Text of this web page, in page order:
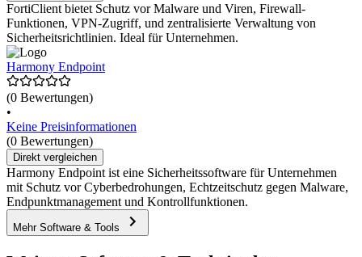
FortiClient bietet Schutz vor Malware und Viren, Firewall-
Funktionen, VPN-Zugriff, und zentralisierte Verwaltung von
Sicherheitsrichtlinien. Ideal für Unternehmen.
Harmony Endpoint
(0 Bewertungen)
•
Keine Preisinformationen
(0 Bewertungen)
Direkt vergleichen
Harmony Endpoint ist eine Sicherheitssoftware für Unternehmen
mit Schutz vor Cyberbedrohungen, Echtzeitschutz gegen Malware,
Endpunktmanagement und Kontrollfunktionen.
Mehr Software & Tools